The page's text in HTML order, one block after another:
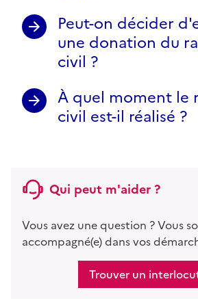
Peut-on décider
une donation du
civil ?
À quel moment le
civil est-il réalisé ?
Qui peut m'aider ?
Vous avez une question ? Vous
accompagné(e) dans vos
Trouver un